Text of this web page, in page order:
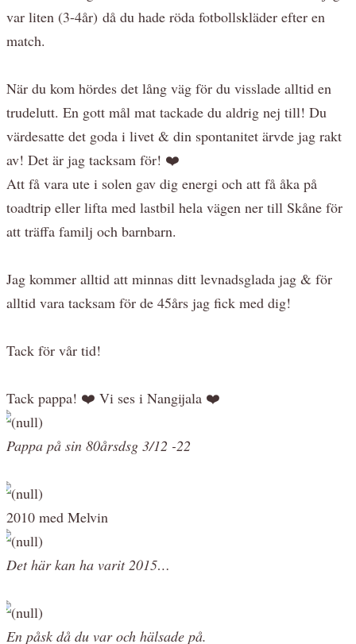
var liten (3-4år) då du hade röda fotbollskläder efter en
match.
När du kom hördes det lång väg för du visslade alltid en
trudelutt. En gott mål mat tackade du aldrig nej till! Du
värdesatte det goda i livet & din spontanitet ärvde jag rakt
av! Det är jag tacksam för! ❤️
Att få vara ute i solen gav dig energi och att få åka på
toadtrip eller lifta med lastbil hela vägen ner till Skåne för
att träffa familj och barnbarn.
Jag kommer alltid att minnas ditt levnadsglada jag & för
alltid vara tacksam för de 45års jag fick med dig!
Tack för vår tid!
Tack pappa! ❤️ Vi ses i Nangijala ❤️
Pappa på sin 80årsdsg 3/12 -22
2010 med Melvin
Det här kan ha varit 2015…
En påsk då du var och hälsade på.